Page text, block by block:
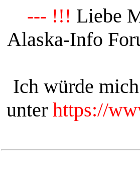
--- !!! Liebe
Alaska-Info
Ich würde
unter https://